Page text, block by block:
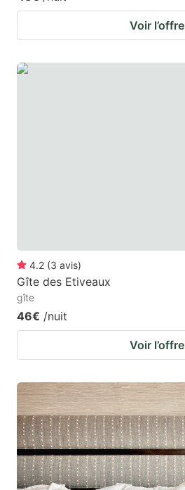
Voir l’offre
4.2 (3 avis)
Gîte des Etiveaux
gîte
46€ /nuit
Voir l’offre